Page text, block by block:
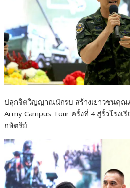
ปลุกจิตวิญญาณนักรบ สร้างเยาวชนคุณ
Army Campus Tour ครั้งที่ 4 สู่รั้วโรง
กษัตริย์